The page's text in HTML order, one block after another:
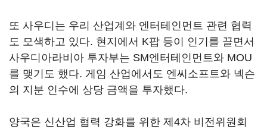
또 사우디는 우리 산업계와 엔터테인먼트 관련 협력
도 모색하고 있다. 현지에서 K팝 등이 인기를 끌면서
사우디아라비아 투자부는 SM엔터테인먼트와 MOU
를 맺기도 했다. 게임 산업에서도 엔씨소프트와 넥슨
의 지분 인수에 상당 금액을 투자했다.
양국은 신산업 협력 강화를 위한 제4차 비전위원회